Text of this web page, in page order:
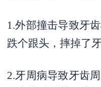
1.外部撞击导致牙
跌个跟头，摔掉了
2.牙周病导致牙齿